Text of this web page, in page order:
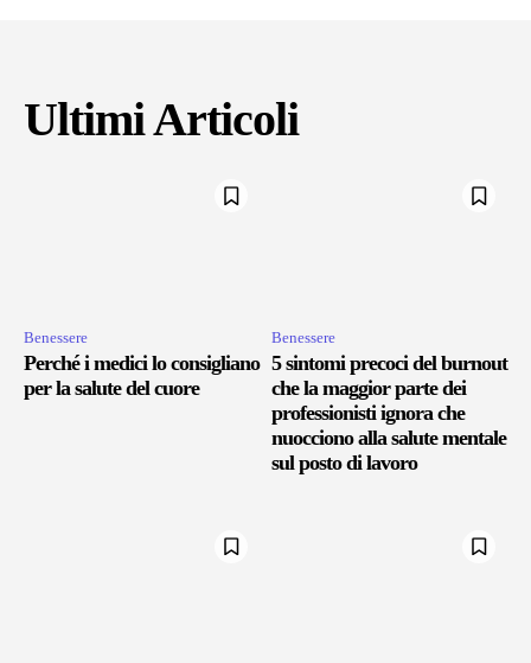
Ultimi Articoli
Benessere
Perché i medici lo consigliano
per la salute del cuore
Benessere
5 sintomi precoci del burnout
che la maggior parte dei
professionisti ignora che
nuocciono alla salute mentale
sul posto di lavoro